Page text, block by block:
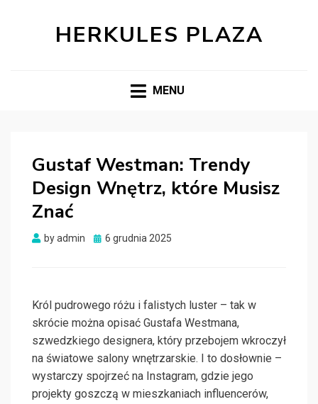
HERKULES PLAZA
MENU
Gustaf Westman: Trendy
Design Wnętrz, które Musisz
Znać
byadmin
Posted
6 grudnia 2025
Król pudrowego różu i falistych luster – tak w
skrócie można opisać Gustafa Westmana,
szwedzkiego designera, który przebojem wkroczył
na światowe salony wnętrzarskie. I to dosłownie –
wystarczy spojrzeć na Instagram, gdzie jego
projekty goszczą w mieszkaniach influencerów,